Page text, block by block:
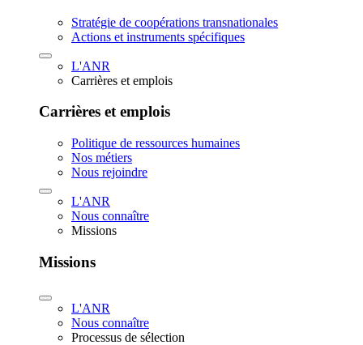
Stratégie de coopérations transnationales
Actions et instruments spécifiques
L'ANR
Carrières et emplois
Carrières et emplois
Politique de ressources humaines
Nos métiers
Nous rejoindre
L'ANR
Nous connaître
Missions
Missions
L'ANR
Nous connaître
Processus de sélection